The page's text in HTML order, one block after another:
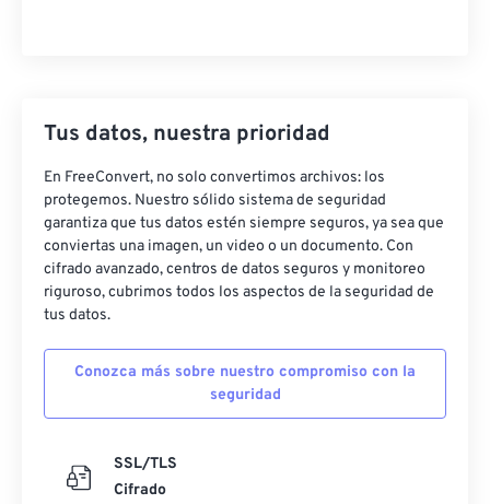
Tus datos, nuestra prioridad
En FreeConvert, no solo convertimos archivos: los
protegemos. Nuestro sólido sistema de seguridad
garantiza que tus datos estén siempre seguros, ya sea que
conviertas una imagen, un video o un documento. Con
cifrado avanzado, centros de datos seguros y monitoreo
riguroso, cubrimos todos los aspectos de la seguridad de
tus datos.
Conozca más sobre nuestro compromiso con la
seguridad
SSL/TLS
Cifrado